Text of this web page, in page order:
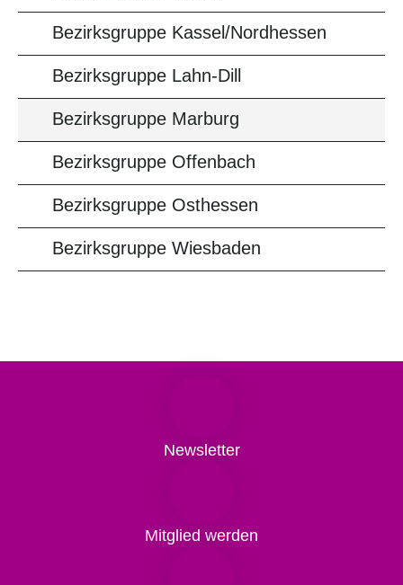
Bezirksgruppe Kassel/Nordhessen
Bezirksgruppe Lahn-Dill
Bezirksgruppe Marburg
Bezirksgruppe Offenbach
Bezirksgruppe Osthessen
Bezirksgruppe Wiesbaden
Newsletter
Mitglied werden